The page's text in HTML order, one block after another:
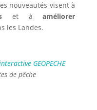
nouveautés visent à
et àaméliorer
les Landes.
GEOPECHE
de pêche